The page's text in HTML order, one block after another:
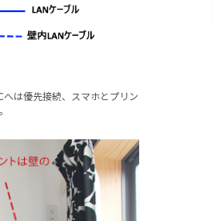
は優先接続、スマホとプリン